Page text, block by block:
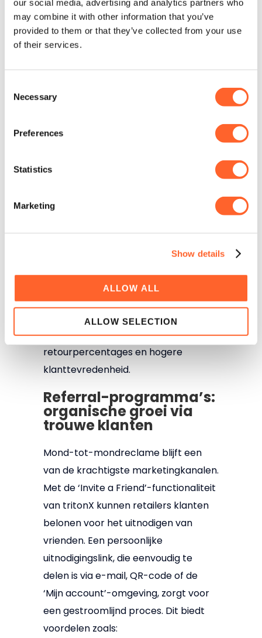
our social media, advertising and analytics partners who
may combine it with other information that you’ve
provided to them or that they’ve collected from your use
of their services.
Selection
Necessary
Preferences
Statistics
Marketing
Show details
ALLOW ALL
ALLOW SELECTION
waardevol maar ook leuk is. Zo bouw
je een betrokken community van
klanten die graag opnieuw met je
retourmanagement:
Retouren vormen een grote uitdaging
kunnen retailers klanten stimuleren
retourneren. Denk aan extra
loyaliteitsmodules van tritonX kunnen
retailers eenvoudig
beloningsstructuren inrichten die
bijdragen aan lagere
retourpercentages en hogere
klanttevredenheid.
Referral-programma’s:
organische groei via
trouwe klanten
Mond-tot-mondreclame blijft een
van de krachtigste marketingkanalen.
Met de ‘Invite a Friend’-functionaliteit
van tritonX kunnen retailers klanten
belonen voor het uitnodigen van
vrienden. Een persoonlijke
uitnodigingslink, die eenvoudig te
delen is via e-mail, QR-code of de
‘Mijn account’-omgeving, zorgt voor
een gestroomlijnd proces. Dit biedt
voordelen zoals: